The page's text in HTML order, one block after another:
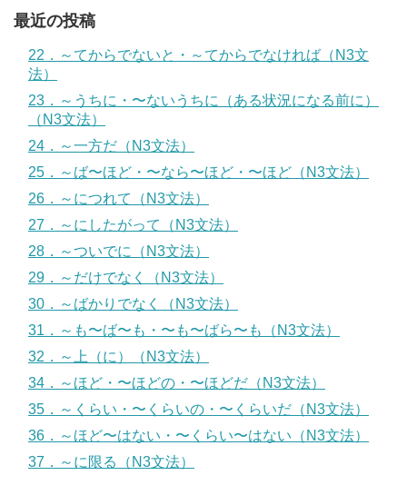
最近の投稿
22．～てからでないと・～てからでなければ（N3文
法）
23．～うちに・〜ないうちに（ある状況になる前に）
（N3文法）
24．～一方だ（N3文法）
25．～ば〜ほど・〜なら〜ほど・〜ほど（N3文法）
26．～につれて（N3文法）
27．～にしたがって（N3文法）
28．～ついでに（N3文法）
29．～だけでなく（N3文法）
30．～ばかりでなく（N3文法）
31．～も〜ば〜も・〜も〜ばら〜も（N3文法）
32．～上（に）（N3文法）
34．～ほど・〜ほどの・〜ほどだ（N3文法）
35．～くらい・〜くらいの・〜くらいだ（N3文法）
36．～ほど〜はない・〜くらい〜はない（N3文法）
37．～に限る（N3文法）